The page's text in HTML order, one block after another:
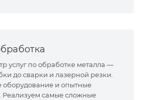
услуг по обработке металла —
до сварки и лазерной резки.
оборудование и опытные
Реализуем самые сложные